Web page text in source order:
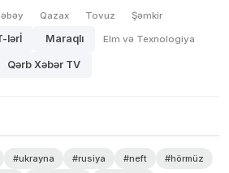
Qazax Tovuz Şəmkir
lərİ Maraqlı Elm və Texnologiya
Qərb Xəbər TV
#ukrayna #rusiya #neft
#hörmüz